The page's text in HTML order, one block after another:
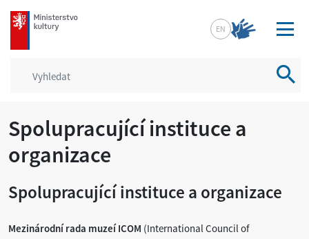
mkcr.cz
EN
Spolupracující instituce a
organizace
Spolupracující instituce a organizace
Mezinárodní rada muzeí ICOM (International Council of